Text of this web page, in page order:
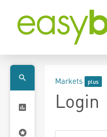
Markets
Login